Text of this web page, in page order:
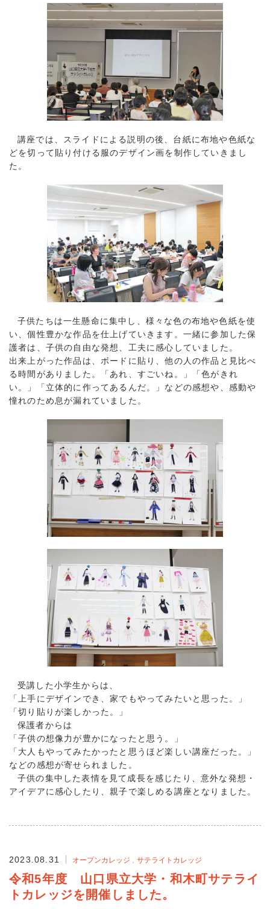
講座では、スライドによる説明の後、台紙に布地や色紙な
どを切って貼り付ける服のデザイン画を制作していきまし
た。
子供たちは一生懸命に集中し、様々な色の布地や色紙を使
い、個性豊かな作品を仕上げていきます。一緒に参加した保
護者は、子供の自由な発想、工夫に感心していました。
出来上がった作品は、ボードに貼り、他の人の作品と見比べ
る時間がありました。「あれ、すごいね。」「色がきれ
い。」「立体的に作ってあるんだ。」などの感想や、感動や
憧れのため息が漏れていました。
受講した小学生からは、
「上手にデザインでき、家でもやってみたいと思った。」
「切り貼りが楽しかった。」
保護者からは
「子供の想像力が豊かになったと思う。」
「大人もやってみたかったと思うほど楽しい講座だった。」
などの感想が寄せられました。
子供の集中した表情を見て成長を感じたり、意外な発想・
アイデアに感心したり、親子で楽しめる講座となりました。
2023.08.31 オープンカレッジ サテライトカレッジ
令和5年度 山口県立大学・和木町サテライ
トカレッジを開催しました。